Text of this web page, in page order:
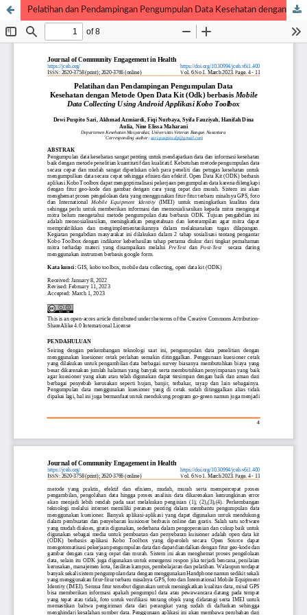
Pelatihan dan Pendampingan Pengumpulan Data Kesehatan dengan Metode Open Data Kit (Odk) berbasis Mobile Data Collecting Using Android Applikasi Kobo Toolbox